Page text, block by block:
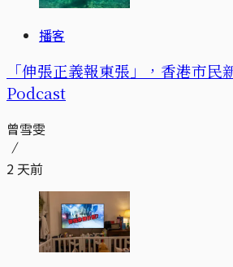
播客
「伸張正義報東張」，香港市民
Podcast
曾雪雯
2 天前